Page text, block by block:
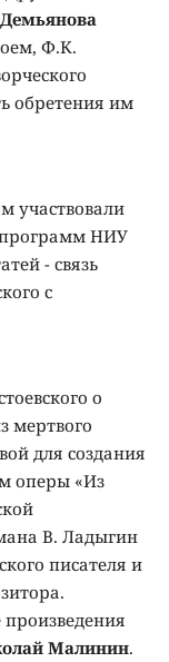
Ф.К.
обретения им
участвовали
программ НИУ
- связь
с
о
мертвого
для создания
оперы «Из
В. Ладыгин
писателя и
Малинин.